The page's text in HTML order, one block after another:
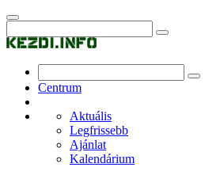
Centrum
Aktuális
Legfrissebb
Ajánlat
Kalendárium